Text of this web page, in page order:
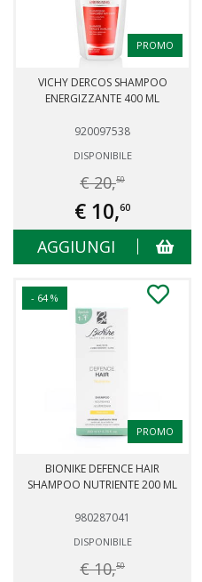
PROMO
VICHY DERCOS SHAMPOO
ENERGIZZANTE 400 ML
920097538
DISPONIBILE
€ 20,50
€ 10,60
AGGIUNGI
- 64 %
PROMO
BIONIKE DEFENCE HAIR
SHAMPOO NUTRIENTE 200 ML
980287041
DISPONIBILE
€ 10,50